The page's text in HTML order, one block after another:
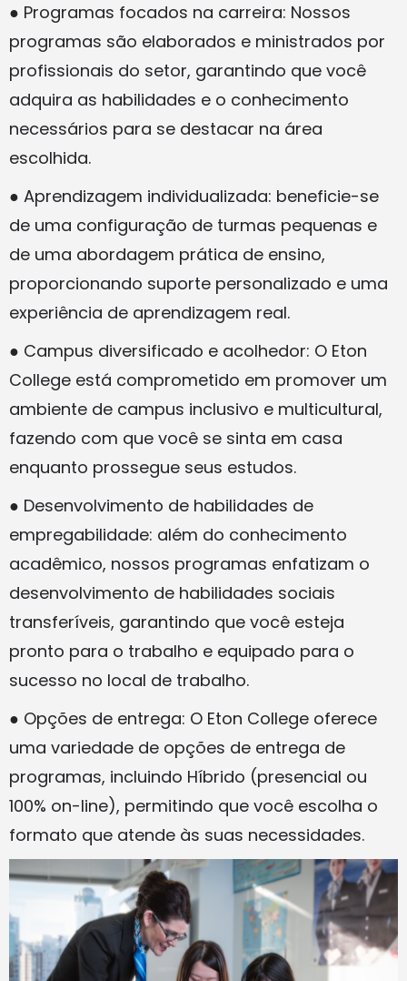
● Programas focados na carreira: Nossos
programas são elaborados e ministrados por
profissionais do setor, garantindo que você
adquira as habilidades e o conhecimento
necessários para se destacar na área
escolhida.
● Aprendizagem individualizada: beneficie-se
de uma configuração de turmas pequenas e
de uma abordagem prática de ensino,
proporcionando suporte personalizado e uma
experiência de aprendizagem real.
● Campus diversificado e acolhedor: O Eton
College está comprometido em promover um
ambiente de campus inclusivo e multicultural,
fazendo com que você se sinta em casa
enquanto prossegue seus estudos.
● Desenvolvimento de habilidades de
empregabilidade: além do conhecimento
acadêmico, nossos programas enfatizam o
desenvolvimento de habilidades sociais
transferíveis, garantindo que você esteja
pronto para o trabalho e equipado para o
sucesso no local de trabalho.
● Opções de entrega: O Eton College oferece
uma variedade de opções de entrega de
programas, incluindo Híbrido (presencial ou
100% on-line), permitindo que você escolha o
formato que atende às suas necessidades.